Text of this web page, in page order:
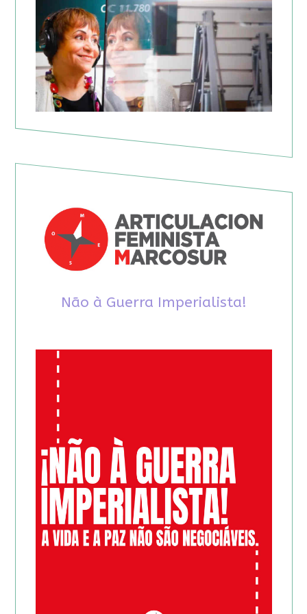
Não à Guerra Imperialista!